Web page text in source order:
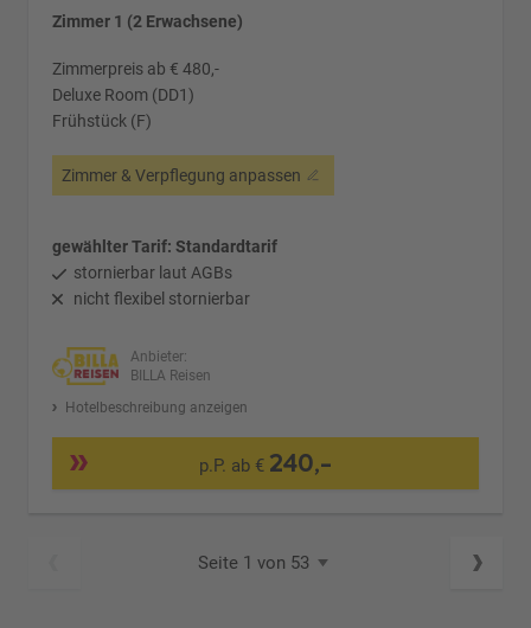
Zimmer 1 (2 Erwachsene)
Zimmerpreis ab € 480,-
Deluxe Room (DD1)
Frühstück (F)
Zimmer & Verpflegung anpassen
gewählter Tarif: Standardtarif
stornierbar laut AGBs
nicht flexibel stornierbar
Anbieter:
BILLA Reisen
Hotelbeschreibung anzeigen
p.P. ab € 240,-
Seite 1 von 53